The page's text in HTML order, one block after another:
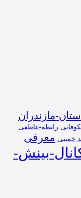
استان-مازندران
رابطه-عاطفی
خمینی معرفی
بینش-